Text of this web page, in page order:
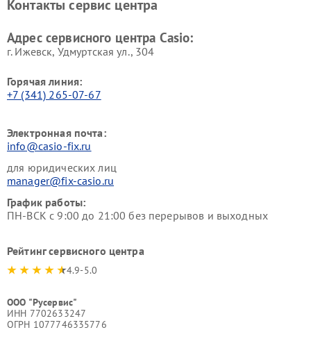
Контакты сервис центра
Адрес сервисного центра Casio:
г. Ижевск, Удмуртская ул., 304
Горячая линия:
+7 (341) 265-07-67
Электронная почта:
info@casio-fix.ru
для юридических лиц
manager@fix-casio.ru
График работы:
ПН-ВСК с 9:00 до 21:00 без перерывов и выходных
Рейтинг сервисного центра
4.9-5.0
ООО "Русервис"
ИНН 7702633247
ОГРН 1077746335776